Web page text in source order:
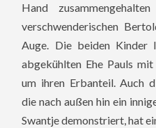
Hand
verschwenderischen
Auge. Die beiden Kinder
abgekühlten Ehe Pauls
um ihren Erbanteil. Auch
die nach außen hin ein
Swantje demonstriert, hat